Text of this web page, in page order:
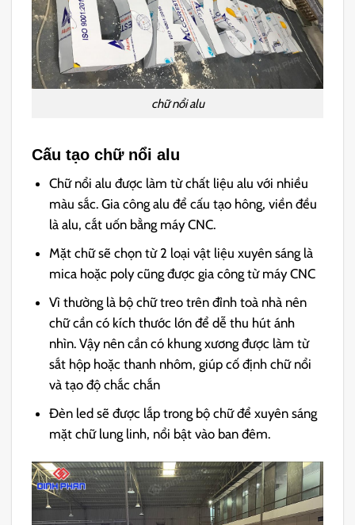
chữ nổi alu
Cấu tạo chữ nổi alu
Chữ nổi alu được làm từ chất liệu alu với nhiều
màu sắc. Gia công alu để cấu tạo hông, viền đều
là alu, cắt uốn bằng máy CNC.
Mặt chữ sẽ chọn từ 2 loại vật liệu xuyên sáng là
mica hoặc poly cũng được gia công từ máy CNC
Vì thường là bộ chữ treo trên đỉnh toà nhà nên
chữ cần có kích thước lớn để dễ thu hút ánh
nhìn. Vậy nên cần có khung xương được làm từ
sắt hộp hoặc thanh nhôm, giúp cố định chữ nổi
và tạo độ chắc chắn
Đèn led sẽ được lắp trong bộ chữ để xuyên sáng
mặt chữ lung linh, nổi bật vào ban đêm.